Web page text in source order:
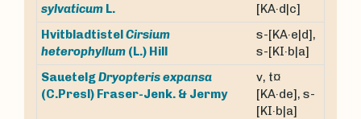
sylvaticum L.
[KA·d|c]
HvitbladtistelCirsium
heterophyllum (L.) Hill
s-[KA·e|d],
s-[KI·b|a]
SauetelgDryopteris expansa
(C.Presl) Fraser-Jenk. & Jermy
v, t¤
[KA·de], s-
[KI·b|a]